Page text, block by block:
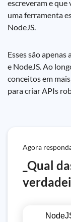
escreveram e que
uma ferramenta
NodeJS.
Esses são
e NodeJS. Ao
conceitos em
para criar APIs
Agora
_Qual